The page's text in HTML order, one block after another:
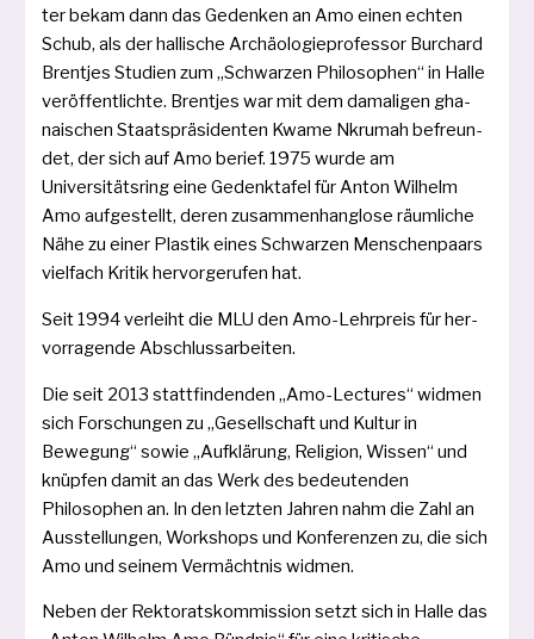
ter bekam dann das Gedenken an Amo einen ech­ten
Schub, als der hal­li­sche Archäologieprofessor Burchard
Brentjes Studien zum „Schwarzen Philosophen“ in Halle
ver­öf­fent­lich­te. Brentjes war mit dem dama­li­gen gha­
nai­schen Staatspräsidenten Kwame Nkrumah befreun­
det, der sich auf Amo berief. 1975 wur­de am
Universitätsring eine Gedenktafel für Anton Wilhelm
Amo auf­ge­stellt, deren zusam­men­hang­lo­se räum­li­che
Nähe zu einer Plastik eines Schwarzen Menschenpaars
viel­fach Kritik her­vor­ge­ru­fen hat.
Seit 1994 ver­leiht die MLU den Amo-Lehrpreis für her­
vor­ra­gen­de Abschlussarbeiten.
Die seit 2013 statt­fin­den­den „Amo-Lectures“ wid­men
sich Forschungen zu „Gesellschaft und Kultur in
Bewegung“ sowie „Aufklärung, Religion, Wissen“ und
knüp­fen damit an das Werk des bedeu­ten­den
Philosophen an. In den letz­ten Jahren nahm die Zahl an
Ausstellungen, Workshops und Konferenzen zu, die sich
Amo und sei­nem Vermächtnis widmen.
Neben der Rektoratskommission setzt sich in Halle das